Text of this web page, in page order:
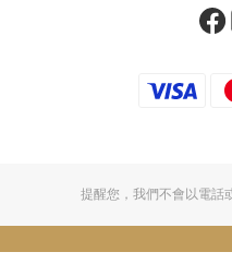
提醒您，我們不會以電話